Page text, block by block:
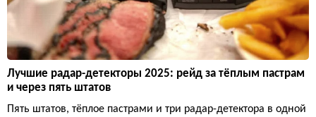
Лучшие радар-детекторы 2025: рейд за тёплым пастрам
и через пять штатов
Пять штатов, тёплое пастрами и три радар-детектора в одной